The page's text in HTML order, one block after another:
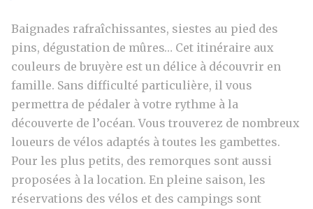
Baignades rafraîchissantes, siestes au pied des
pins, dégustation de mûres… Cet itinéraire aux
couleurs de bruyère est un délice à découvrir en
famille. Sans difficulté particulière, il vous
permettra de pédaler à votre rythme à la
découverte de l’océan. Vous trouverez de nombreux
loueurs de vélos adaptés à toutes les gambettes.
Pour les plus petits, des remorques sont aussi
proposées à la location. En pleine saison, les
réservations des vélos et des campings sont